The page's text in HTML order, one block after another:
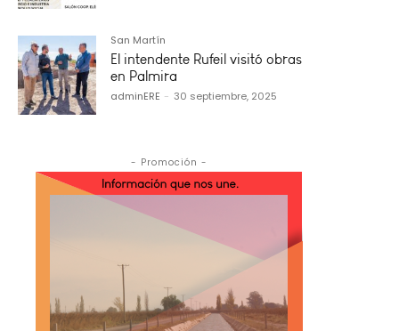
San Martín
El intendente Rufeil visitó obras
en Palmira
adminERE - 30 septiembre, 2025
- Promoción -